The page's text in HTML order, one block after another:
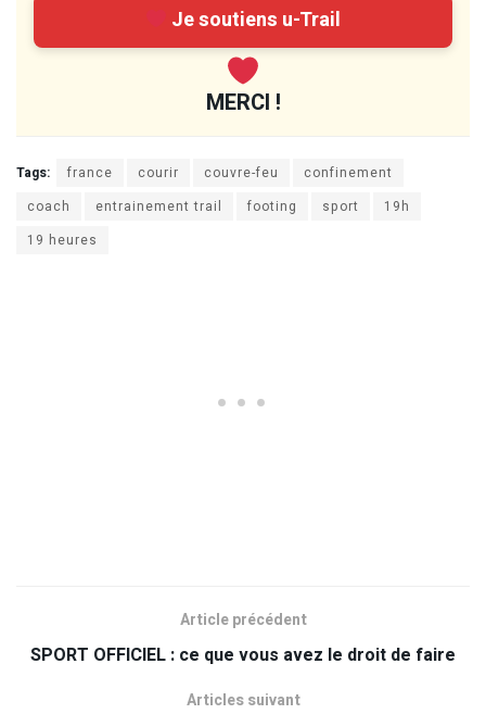
Je soutiens u-Trail
MERCI !
Tags: france courir couvre-feu
confinement
coach
entrainement trail footing sport
19h
19 heures
Article précédent
SPORT OFFICIEL : ce que vous avez le droit de faire
Articles suivant